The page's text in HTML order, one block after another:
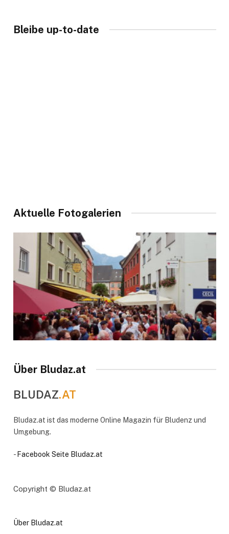
Bleibe up-to-date
Aktuelle Fotogalerien
Über Bludaz.at
BLUDAZ.AT
Bludaz.at ist das moderne Online Magazin für Bludenz und
Umgebung.
- Facebook Seite Bludaz.at
Copyright © Bludaz.at
Über Bludaz.at